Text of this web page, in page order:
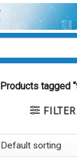
Products tagged
FILTER